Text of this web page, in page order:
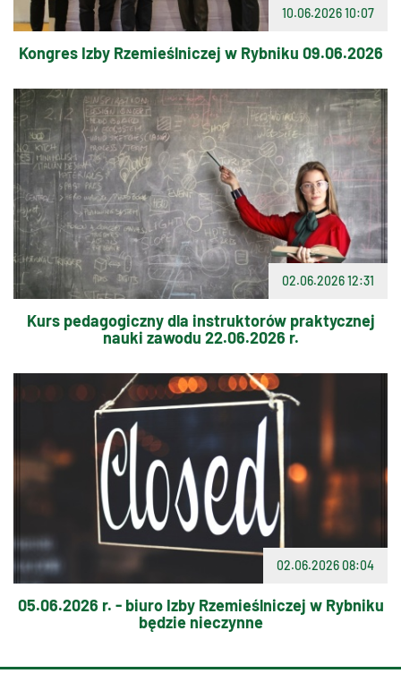
10.06.2026 10:07
Kongres Izby Rzemieślniczej w Rybniku 09.06.2026
02.06.2026 12:31
Kurs pedagogiczny dla instruktorów praktycznej
nauki zawodu 22.06.2026 r.
02.06.2026 08:04
05.06.2026 r. - biuro Izby Rzemieślniczej w Rybniku
będzie nieczynne